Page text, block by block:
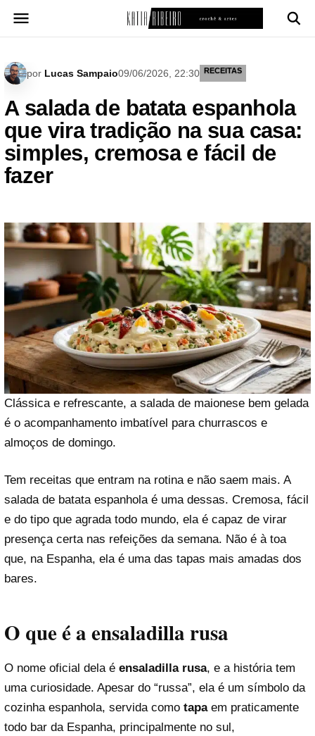
para
por Lucas Sampaio09/06/2026, 22:30 RECEITAS
A salada de batata espanhola
que vira tradição na sua casa:
simples, cremosa e fácil de
fazer
Clássica e refrescante, a salada de maionese bem gelada
é o acompanhamento imbatível para churrascos e
almoços de domingo.
Tem receitas que entram na rotina e não saem mais. A
salada de batata espanhola é uma dessas. Cremosa, fácil
e do tipo que agrada todo mundo, ela é capaz de virar
presença certa nas refeições da semana. Não é à toa
que, na Espanha, ela é uma das tapas mais amadas dos
bares.
O que é a ensaladilla rusa
O nome oficial dela é ensaladilla rusa, e a história tem
uma curiosidade. Apesar do “russa”, ela é um símbolo da
cozinha espanhola, servida como tapaem praticamente
todo bar da Espanha, principalmente no sul,